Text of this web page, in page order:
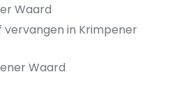
Waard
vervangen in Krimpener
Waard